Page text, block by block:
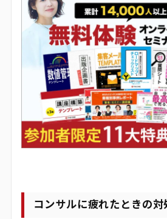
コンサルに疲れたときの対